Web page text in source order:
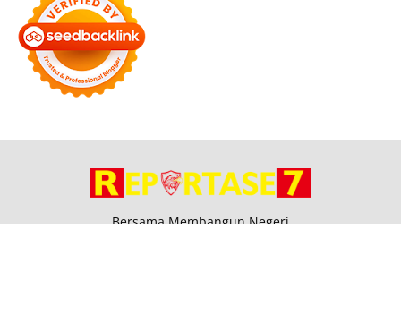
Bersama Membangun Negeri